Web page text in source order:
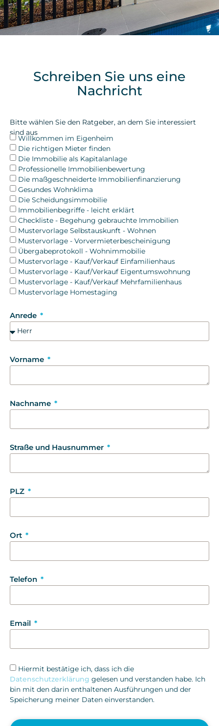
Schreiben Sie uns eine
Nachricht
Bitte wählen Sie den Ratgeber, an dem Sie interessiert
sind aus
Willkommen im Eigenheim
Die richtigen Mieter finden
Die Immobilie als Kapitalanlage
Professionelle Immobilienbewertung
Die maßgeschneiderte Immobilienfinanzierung
Gesundes Wohnklima
Die Scheidungsimmobilie
Immobilienbegriffe - leicht erklärt
Checkliste - Begehung gebrauchte Immobilien
Mustervorlage Selbstauskunft - Wohnen
Mustervorlage - Vorvermieterbescheinigung
Übergabeprotokoll - Wohnimmobilie
Mustervorlage - Kauf/Verkauf Einfamilienhaus
Mustervorlage - Kauf/Verkauf Eigentumswohnung
Mustervorlage - Kauf/Verkauf Mehrfamilienhaus
Mustervorlage Homestaging
Anrede
Vorname
Nachname
Straße und Hausnummer
PLZ
Ort
Telefon
Email
Hiermit bestätige ich, dass ich die
Datenschutzerklärung gelesen und verstanden habe. Ich
bin mit den darin enthaltenen Ausführungen und der
Speicherung meiner Daten einverstanden.